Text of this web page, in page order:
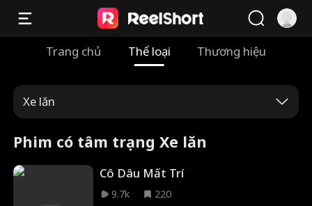
Trang chủ Thể loại Thương hiệu
Xe lăn
Phim có tâm trạng Xe lăn
Cô Dâu Mất Trí
9.7k
220